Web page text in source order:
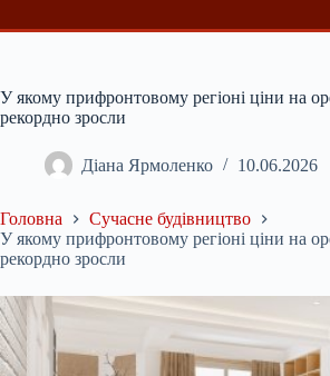
У якому прифронтовому регіоні ціни на
рекордно зросли
Діана Ярмоленко 10.06.2026
Головна
Сучасне будівництво
У якому прифронтовому регіоні ціни на
рекордно зросли